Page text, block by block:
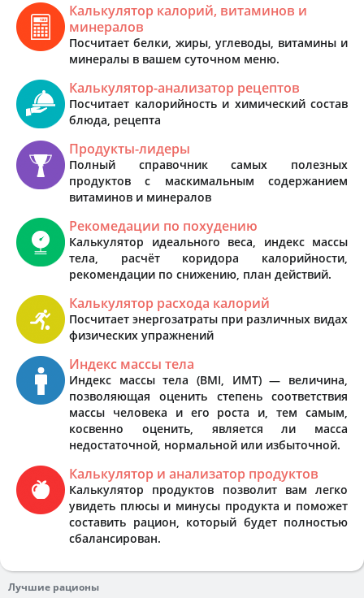
Калькулятор калорий, витаминов и
минералов
Посчитает белки, жиры, углеводы, витамины и
минералы в вашем суточном меню.
Калькулятор-анализатор рецептов
Посчитает калорийность и химический состав
блюда, рецепта
Продукты-лидеры
Полный справочник самых полезных
продуктов с маскимальным содержанием
витаминов и минералов
Рекомедации по похудению
Калькулятор идеального веса, индекс массы
тела, расчёт коридора калорийности,
рекомендации по снижению, план действий.
Калькулятор расхода калорий
Посчитает энергозатраты при различных видах
физических упражнений
Индекс массы тела
Индекс массы тела (BMI, ИМТ) — величина,
позволяющая оценить степень соответствия
массы человека и его роста и, тем самым,
косвенно оценить, является ли масса
недостаточной, нормальной или избыточной.
Калькулятор и анализатор продуктов
Калькулятор продуктов позволит вам легко
увидеть плюсы и минусы продукта и поможет
составить рацион, который будет полностью
сбалансирован.
Лучшие рационы